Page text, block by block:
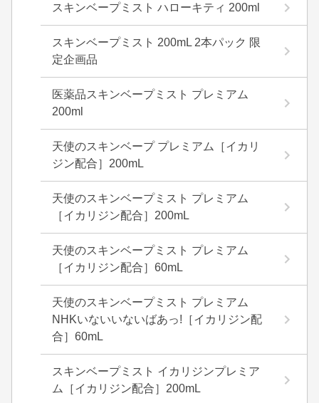
スキンベープミスト ハローキティ 200ml
スキンベープミスト 200mL 2本パック 限
定企画品
医薬品スキンベープミスト プレミアム
200ml
天使のスキンベープ プレミアム［イカリ
ジン配合］200mL
天使のスキンベープミスト プレミアム
［イカリジン配合］200mL
天使のスキンベープミスト プレミアム
［イカリジン配合］60mL
天使のスキンベープミスト プレミアム
NHKいないいないばあっ!［イカリジン配
合］60mL
スキンベープミスト イカリジンプレミア
ム［イカリジン配合］200mL